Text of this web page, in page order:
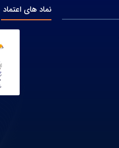
نماد های اعتماد